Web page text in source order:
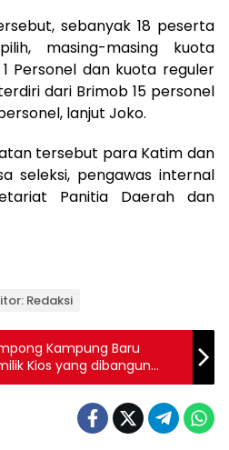
sebanyak 18 peserta
masing-masing kuota
Personel dan kuota reguler
dari Brimob 15 personel
lanjut Joko.
tersebut para Katim dan
seleksi, pengawas internal
Panitia Daerah dan
Redaksi
Kampung Baru
Kios yang dibangun
Agar dibongkar